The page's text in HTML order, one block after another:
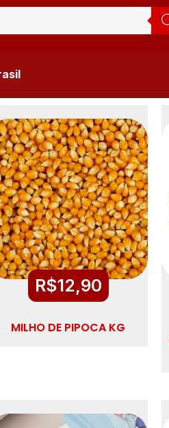
R$12,90
MILHO DE PIPOCA KG